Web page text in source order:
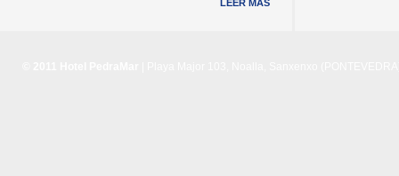
LEER MÁS